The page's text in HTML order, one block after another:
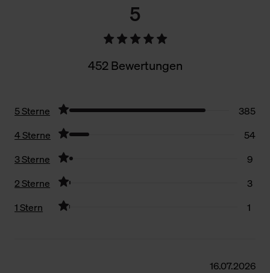
5
452 Bewertungen
5 Sterne
385
4 Sterne
54
3 Sterne
9
2 Sterne
3
1 Stern
1
16.07.2026